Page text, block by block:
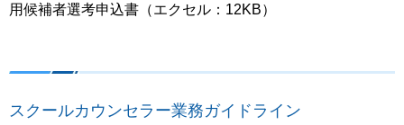
用候補者選考申込書（エクセル：12KB）
スクールカウンセラー業務ガイドライン